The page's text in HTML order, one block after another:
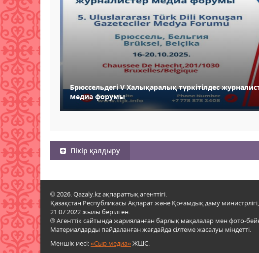
Брюссельдегі V Халықаралық түркітілдес
медиа форумы
Пікір қалдыру
© 2026. Qazaly.kz ақпараттық агенттігі.
Қазақстан Республикасы Ақпарат және Қоғамдық даму
21.07.2022 жылы берілген.
® Агенттік сайтында жарияланған барлық мақалалар мен фото-
Материалдарды пайдаланған жағдайда сілтеме жасалуы міндетті.
Меншік иесі:«Сыр медиа»ЖШС.